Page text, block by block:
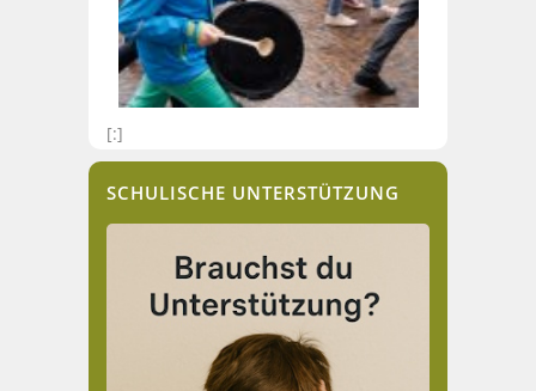
[:]
SCHULISCHE UNTERSTÜTZUNG